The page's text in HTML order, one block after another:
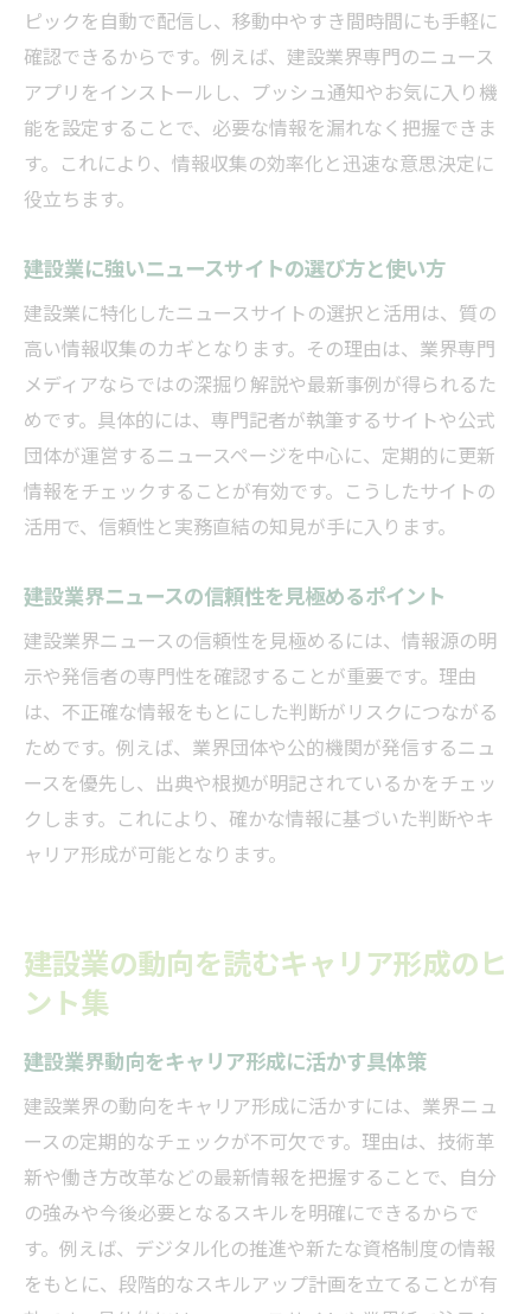
建設業ニュースアプリで効率良く最新情報
入手
建設業界の動向をアプリ通知で素早く把握
する方法
建設業専用ニュースアプリの賢い使い方を
解説
向
建設業の面接対策にも役立つアプリ活用術
もし建設業界の面接対策を強化したいなら
建設業界ニュースで面接対策を徹底するポ
イント
建設業の最新ニュースで答え方に説得力を
プラス
方
建設業界ニュースを自己PRに活かす方法
建設業の面接質問傾向とニュース活用術
労務課題解決に役立つ建設業界の最新動向
建設業の労務課題を解決へ導く業界ニュー
ス活用
建設業界ニュースで学ぶ職場改善のヒント
建設業の労働環境変化をニュースで深掘り
建設業界の働き方改革動向と今後の展望
建設業界ニュースで見る人材育成・定着策
ピックを自動で配信し、移動中やすき間時間にも手軽に
確認できるからです。例えば、建設業界専門のニュース
アプリをインストールし、プッシュ通知やお気に入り機
能を設定することで、必要な情報を漏れなく把握できま
す。これにより、情報収集の効率化と迅速な意思決定に
役立ちます。
建設業に強いニュースサイトの選び方と使い方
建設業に特化したニュースサイトの選択と活用は、質の
高い情報収集のカギとなります。その理由は、業界専門
メディアならではの深掘り解説や最新事例が得られるた
めです。具体的には、専門記者が執筆するサイトや公式
団体が運営するニュースページを中心に、定期的に更新
情報をチェックすることが有効です。こうしたサイトの
活用で、信頼性と実務直結の知見が手に入ります。
建設業界ニュースの信頼性を見極めるポイント
建設業界ニュースの信頼性を見極めるには、情報源の明
示や発信者の専門性を確認することが重要です。理由
は、不正確な情報をもとにした判断がリスクにつながる
ためです。例えば、業界団体や公的機関が発信するニュ
ースを優先し、出典や根拠が明記されているかをチェッ
クします。これにより、確かな情報に基づいた判断やキ
ャリア形成が可能となります。
建設業の動向を読むキャリア形成のヒ
ント集
建設業界動向をキャリア形成に活かす具体策
建設業界の動向をキャリア形成に活かすには、業界ニュ
ースの定期的なチェックが不可欠です。理由は、技術革
新や働き方改革などの最新情報を把握することで、自分
の強みや今後必要となるスキルを明確にできるからで
す。例えば、デジタル化の推進や新たな資格制度の情報
をもとに、段階的なスキルアップ計画を立てることが有